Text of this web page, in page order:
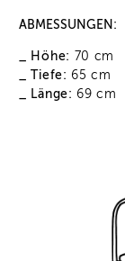
ABMESSUNGEN:
_ Höhe:
70 cm
_ Tiefe: 65 cm
_ Länge: 69 cm